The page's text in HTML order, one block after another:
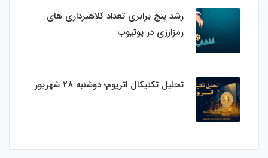
رشد پنج برابری تعداد کلاهبرداری های
رمزارزی در یوتیوب
تحلیل تکنیکال اتریوم؛ دوشنبه 28 شهریور